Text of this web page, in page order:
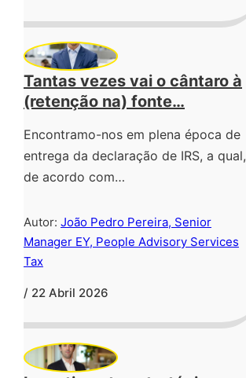
Tantas vezes vai o cântaro à
(retenção na) fonte…
Encontramo-nos em plena época de
entrega da declaração de IRS, a qual,
de acordo com…
Autor: João Pedro Pereira, Senior
Manager EY, People Advisory Services
Tax
/ 22 Abril 2026